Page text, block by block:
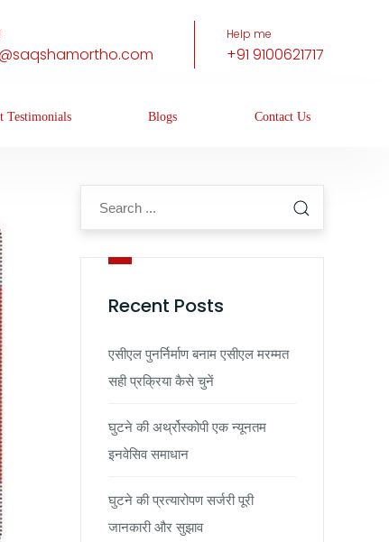
Help me
+91 9100621717
Testimonials Blogs Contact Us
Recent Posts
एसीएल पुनर्निर्माण बनाम एसीएल मरम्मत
सही प्रक्रिया कैसे चुनें
घुटने की अर्थ्रोस्कोपी एक न्यूनतम
इनवेसिव समाधान
घुटने की प्रत्यारोपण सर्जरी पूरी
जानकारी और सुझाव